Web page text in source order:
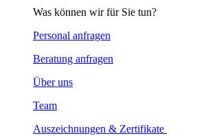
Was können wir für Sie tun?
Personal anfragen
Beratung anfragen
Über uns
Team
Auszeichnungen & Zertifikate